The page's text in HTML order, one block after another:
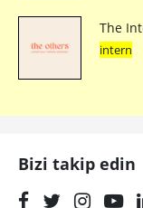
The
intern
Bizi takip edin